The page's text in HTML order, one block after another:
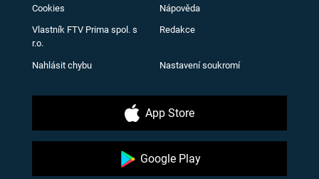
Cookies Nápověda
Vlastník FTV Prima spol. s
r.o.
Redakce
Nahlásit chybu Nastavení soukromí
App Store
Google Play